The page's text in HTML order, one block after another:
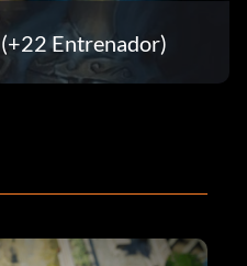
Entrenador)